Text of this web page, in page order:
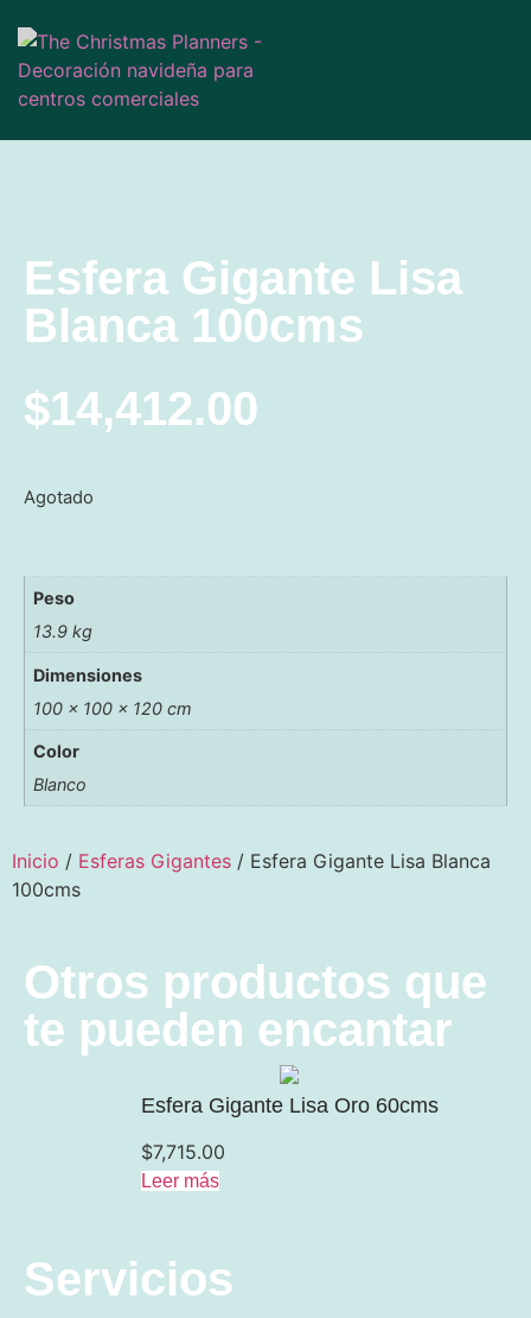
Esfera Gigante Lisa
Blanca 100cms
$14,412.00
Agotado
Peso
13.9 kg
Dimensiones
100 × 100 × 120 cm
Color
Blanco
Inicio / Esferas Gigantes / Esfera Gigante Lisa Blanca
100cms
Otros productos que
te pueden encantar
Esfera Gigante Lisa Oro 60cms
$7,715.00
Leer más
Servicios